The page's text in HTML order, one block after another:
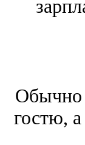
Обычно
гостю,